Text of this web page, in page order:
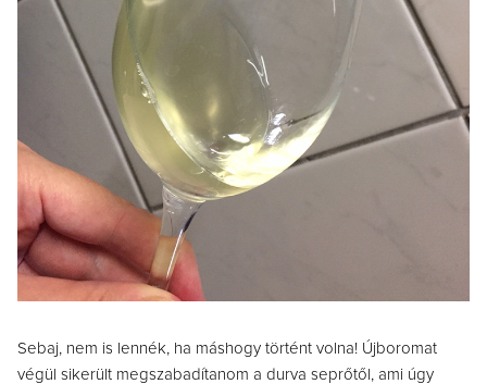
Sebaj, nem is lennék, ha máshogy történt volna! Újboromat
végül sikerült megszabadítanom a durva seprőtől, ami úgy